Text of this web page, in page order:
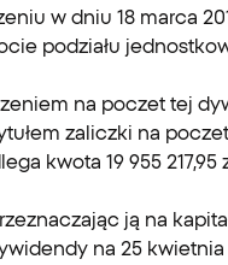
w dniu 18 marca
podziału
na poczet tej
zaliczki na
kwota 19 955 217,95
ją na
na 25 kwietnia